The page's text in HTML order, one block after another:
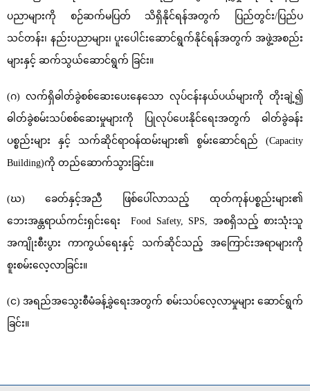
ပညာများကို စဉ်ဆက်မပြတ် သိရှိနိုင်ရန်အတွက် ပြည်တွင်း/ပြည်ပ
သင်တန်း၊ နည်းပညာများ၊ ပူးပေါင်းဆောင်ရွက်နိုင်ရန်အတွက် အဖွဲ့အစည်း
များနှင့် ဆက်သွယ်ဆောင်ရွက် ခြင်း။
(ဂ) လက်ရှိဓါတ်ခွဲစစ်ဆေးပေးနေသော လုပ်ငန်းနယ်ပယ်များကို တိုးချဲ့၍
ဓါတ်ခွဲစမ်းသပ်စစ်ဆေးမှုများကို ပြုလုပ်ပေးနိုင်ရေးအတွက် ဓါတ်ခွဲခန်း
ပစ္စည်းများ နှင့် သက်ဆိုင်ရာဝန်ထမ်းများ၏ စွမ်းဆောင်ရည် (Capacity
Building)ကို တည်ဆောက်သွားခြင်း။
(ဃ) ခေတ်နှင့်အညီ ဖြစ်ပေါ်လာသည့် ထုတ်ကုန်ပစ္စည်းများ၏
‌ဘေးအန္တရာယ်ကင်းရှင်းရေး Food Safety, SPS, အစရှိသည့် စားသုံးသူ
အကျိုးစီးပွား ကာကွယ်ရေးနှင့် သက်ဆိုင်သည့် အကြောင်းအရာများကို
စူးစမ်းလေ့လာခြင်း။
(င) အရည်အသွေးစီမံခန့်ခွဲရေးအတွက် စမ်းသပ်လေ့လာမှုများ ဆောင်ရွက်
ခြင်း။